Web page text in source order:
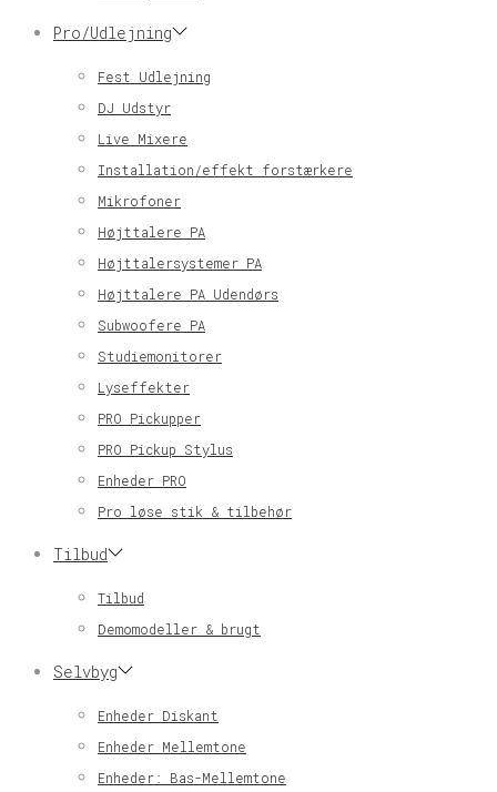
Pro/Udlejning
Fest Udlejning
DJ Udstyr
Live Mixere
Installation/effekt forstærkere
Mikrofoner
Højttalere PA
Højttalersystemer PA
Højttalere PA Udendørs
Subwoofere PA
Studiemonitorer
Lyseffekter
PRO Pickupper
PRO Pickup Stylus
Enheder PRO
Pro løse stik & tilbehør
Tilbud
Tilbud
Demomodeller & brugt
Selvbyg
Enheder Diskant
Enheder Mellemtone
Enheder: Bas-Mellemtone